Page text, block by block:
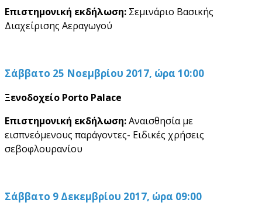
Επιστημονική εκδήλωση: Σεμινάριο Βασικής
Διαχείρισης Αεραγωγού
Σάββατο 25 Νοεμβρίου 2017, ώρα 10:00
Ξενοδοχείο Porto Palace
Επιστημονική εκδήλωση:Αναισθησία με
εισπνεόμενους παράγοντες- Ειδικές χρήσεις
σεβοφλουρανίου
Σάββατο 9 Δεκεμβρίου 2017, ώρα 09:00